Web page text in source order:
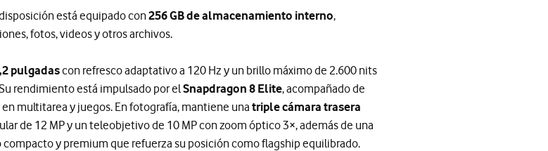
está equipado con256 GB de almacenamiento interno,
fotos, videos y otros archivos.
pulgadascon refresco adaptativo a 120 Hz y un brillo máximo de 2.600 nits
rendimiento está impulsado por elSnapdragon 8 Elite, acompañado de
multitarea y juegos. En fotografía, mantiene una triple cámara trasera
de 12 MP y un teleobjetivo de 10 MP con zoom óptico 3×, además de una
compacto y premium que refuerza su posición como flagship equilibrado.